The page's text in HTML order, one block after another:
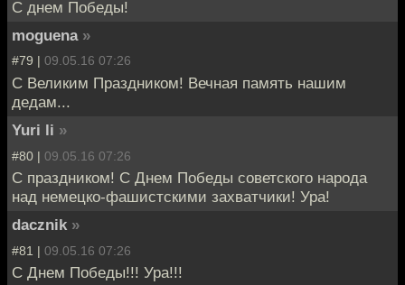
С днем Победы!
moguena »
#79 | 09.05.16 07:26
С Великим Праздником! Вечная память нашим
дедам...
Yuri li »
#80 | 09.05.16 07:26
С праздником! С Днем Победы советского народа
над немецко-фашистскими захватчики! Ура!
dacznik »
#81 | 09.05.16 07:26
С Днем Победы!!! Ура!!!